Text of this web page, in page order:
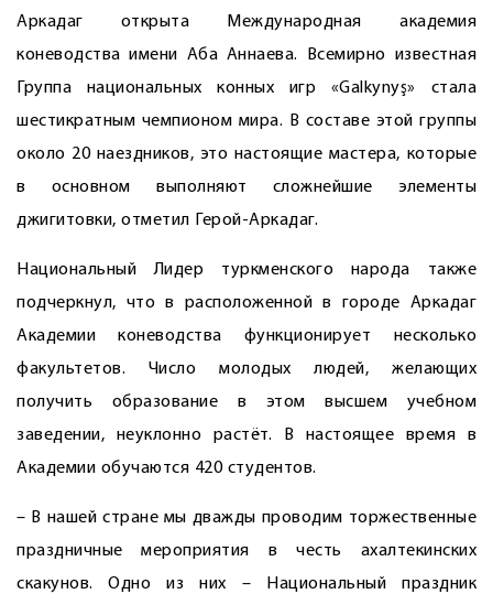
Аркадаг открыта Международная академия
коневодства имени Аба Аннаева. Всемирно известная
Группа национальных конных игр «Galkynyş» стала
шестикратным чемпионом мира. В составе этой группы
около 20 наездников, это настоящие мастера, которые
в основном выполняют сложнейшие элементы
джигитовки, отметил Герой-Аркадаг.
Национальный Лидер туркменского народа также
подчеркнул, что в расположенной в городе Аркадаг
Академии коневодства функционирует несколько
факультетов. Число молодых людей, желающих
получить образование в этом высшем учебном
заведении, неуклонно растёт. В настоящее время в
Академии обучаются 420 студентов.
– В нашей стране мы дважды проводим торжественные
праздничные мероприятия в честь ахалтекинских
скакунов. Одно из них – Национальный праздник